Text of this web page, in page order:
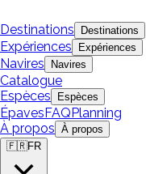
Destinations Destinations
Expériences Expériences
Navires Navires
Catalogue
Espèces
Espèces
ÉpavesFAQPlanning
À propos À propos
🇫🇷FR